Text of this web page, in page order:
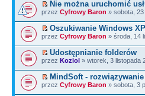
Nie można uruchomić
przez Cyfrowy Baron » sobota,
Oszukiwanie Windows
przez Cyfrowy Baron » środa, 14
Udostępnianie folderów
przez Koziol » wtorek, 3 listopada
MindSoft -
przez Cyfrowy Baron » sobota, 3